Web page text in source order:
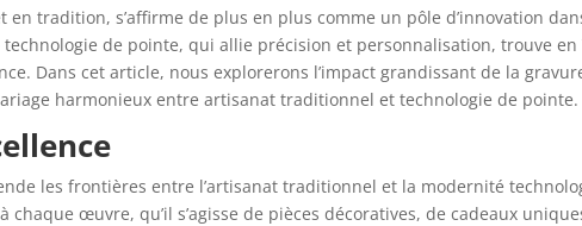
en tradition, s’affirme de plus en plus comme un pôle d’innovation
de pointe, qui allie précision et personnalisation, trouve en
Dans cet article, nous explorerons l’impact grandissant de la
harmonieux entre artisanat traditionnel et technologie de pointe.
les frontières entre l’artisanat traditionnel et la modernité
œuvre, qu’il s’agisse de pièces décoratives, de cadeaux